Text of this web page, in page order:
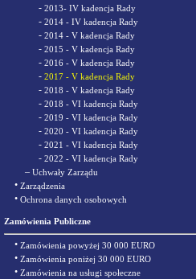
- 2013- IV kadencja Rady
- 2014 - IV kadencja Rady
- 2014 - V kadencja Rady
- 2015 - V kadencja Rady
- 2016 - V kadencja Rady
- 2017 - V kadencja Rady
- 2018 - V kadencja Rady
- 2018 - VI kadencja Rady
- 2019 - VI kadencja Rady
- 2020 - VI kadencja Rady
- 2021 - VI kadencja Rady
- 2022 - VI kadencja Rady
– Uchwały Zarządu
• Zarządzenia
• Ochrona danych osobowych
Zamówienia Publiczne
• Zamówienia powyżej 30 000 EURO
• Zamówienia poniżej 30 000 EURO
• Zamówienia na usługi społeczne